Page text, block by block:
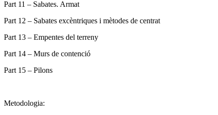
Part 11 – Sabates. Armat
Part 12 – Sabates excèntriques i mètodes de centrat
Part 13 – Empentes del terreny
Part 14 – Murs de contenció
Part 15 – Pilons
Metodologia: